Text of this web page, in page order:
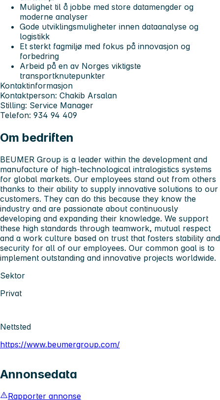
Mulighet til å jobbe med store datamengder og
moderne analyser
Gode utviklingsmuligheter innen dataanalyse og
logistikk
Et sterkt fagmiljø med fokus på innovasjon og
forbedring
Arbeid på en av Norges viktigste
transportknutepunkter
Kontaktinformasjon
Kontaktperson: Chakib Arsalan
Stilling: Service Manager
Telefon: 934 94 409
Om bedriften
BEUMER Group is a leader within the development and
manufacture of high-technological intralogistics systems
for global markets. Our employees stand out from others
thanks to their ability to supply innovative solutions to our
customers. They can do this because they know the
industry and are passionate about continuously
developing and expanding their knowledge. We support
these high standards through teamwork, mutual respect
and a work culture based on trust that fosters stability and
security for all of our employees. Our common goal is to
implement outstanding and innovative projects worldwide.
Sektor
Privat
Nettsted
https://www.beumergroup.com/
Annonsedata
Rapporter annonse